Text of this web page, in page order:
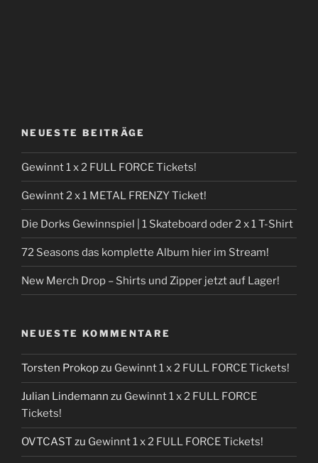
NEUESTE BEITRÄGE
Gewinnt 1 x 2 FULL FORCE Tickets!
Gewinnt 2 x 1 METAL FRENZY Ticket!
Die Dorks Gewinnspiel | 1 Skateboard oder 2 x 1 T-Shirt
72 Seasons das komplette Album hier im Stream!
New Merch Drop – Shirts und Zipper jetzt auf Lager!
NEUESTE KOMMENTARE
Torsten Prokopzu Gewinnt 1 x 2 FULL FORCE Tickets!
Julian Lindemann zu Gewinnt 1 x 2 FULL FORCE
Tickets!
OVTCAST zu Gewinnt 1 x 2 FULL FORCE Tickets!